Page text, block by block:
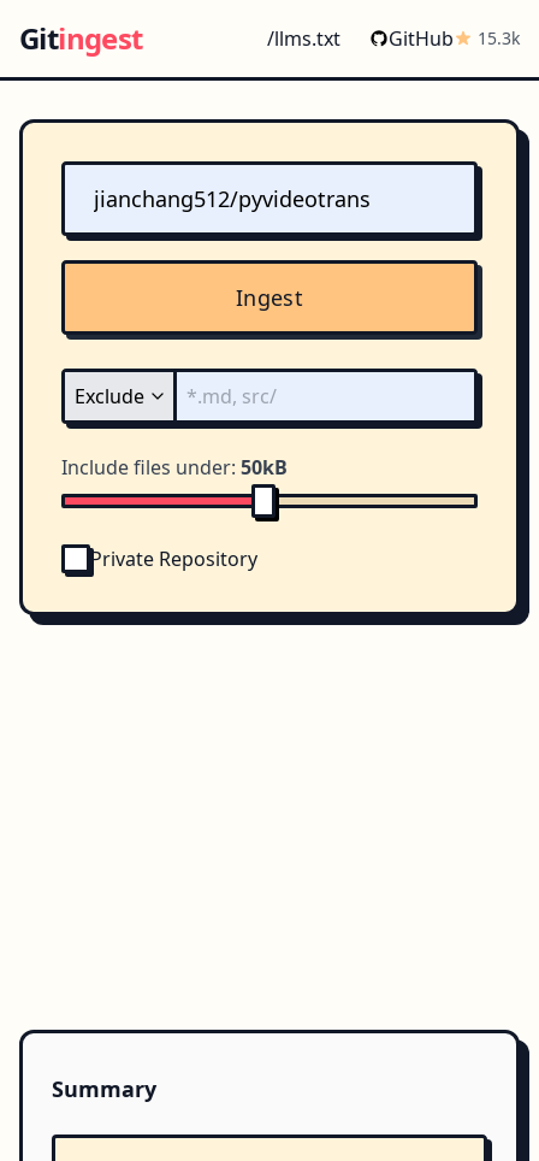
Gitingest /llms.txt GitHub 15.3k
Ingest
Include files under: 50kB
Private Repository
Summary